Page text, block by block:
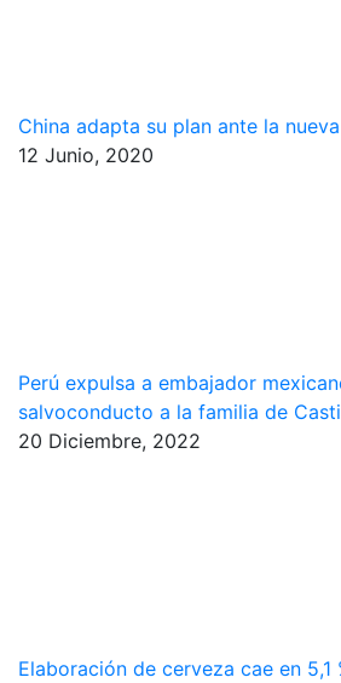
China adapta su plan ante la
12 Junio, 2020
Perú expulsa a embajador
salvoconducto a la familia de
20 Diciembre, 2022
Elaboración de cerveza cae en 5,1